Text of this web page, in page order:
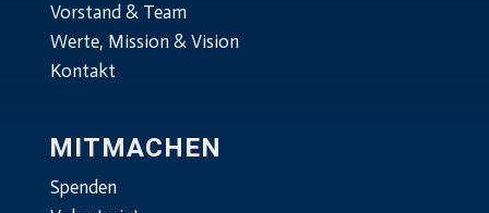
Vorstand & Team
Werte, Mission & Vision
Kontakt
MITMACHEN
Spenden